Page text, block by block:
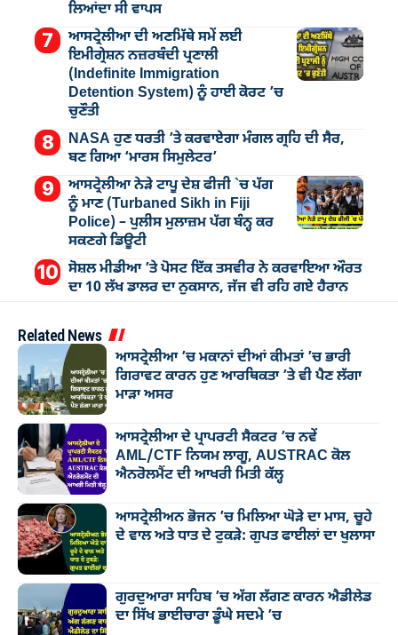
ਲਿਆਂਦਾ ਸੀ ਵਾਪਸ
ਆਸਟ੍ਰੇਲੀਆ ਦੀ ਅਣਮਿੱਥੇ ਸਮੇਂ ਲਈ
ਇਮੀਗ੍ਰੇਸ਼ਨ ਨਜ਼ਰਬੰਦੀ ਪ੍ਰਣਾਲੀ
(Indefinite Immigration
Detention System) ਨੂੰ ਹਾਈ ਕੋਰਟ ’ਚ
ਚੁਣੌਤੀ
NASA ਹੁਣ ਧਰਤੀ ’ਤੇ ਕਰਵਾਏਗਾ ਮੰਗਲ ਗ੍ਰਹਿ ਦੀ ਸੈਰ,
ਬਣ ਗਿਆ ‘ਮਾਰਸ ਸਿਮੁਲੇਟਰ’
ਆਸਟ੍ਰੇਲੀਆ ਨੇੜੇ ਟਾਪੂ ਦੇਸ਼ ਫੀਜੀ `ਚ ਪੱਗ
ਨੂੰ ਮਾਣ (Turbaned Sikh in Fiji
Police) – ਪੁਲੀਸ ਮੁਲਾਜ਼ਮ ਪੱਗ ਬੰਨ੍ਹ ਕਰ
ਸਕਣਗੇ ਡਿਊਟੀ
ਸੋਸ਼ਲ ਮੀਡੀਆ ’ਤੇ ਪੋਸਟ ਇੱਕ ਤਸਵੀਰ ਨੇ ਕਰਵਾਇਆ ਔਰਤ
ਦਾ 10 ਲੱਖ ਡਾਲਰ ਦਾ ਨੁਕਸਾਨ, ਜੱਜ ਵੀ ਰਹਿ ਗਏ ਹੈਰਾਨ
Related News
ਆਸਟ੍ਰੇਲੀਆ ’ਚ ਮਕਾਨਾਂ ਦੀਆਂ ਕੀਮਤਾਂ ’ਚ ਭਾਰੀ
ਗਿਰਾਵਟ ਕਾਰਨ ਹੁਣ ਆਰਥਿਕਤਾ ’ਤੇ ਵੀ ਪੈਣ ਲੱਗਾ
ਮਾੜਾ ਅਸਰ
ਆਸਟ੍ਰੇਲੀਆ ਦੇ ਪ੍ਰਾਪਰਟੀ ਸੈਕਟਰ ’ਚ ਨਵੇਂ
AML/CTF ਨਿਯਮ ਲਾਗੂ, AUSTRAC ਕੋਲ
ਐਨਰੋਲਮੈਂਟ ਦੀ ਆਖਰੀ ਮਿਤੀ ਕੱਲ੍ਹ
ਆਸਟ੍ਰੇਲੀਅਨ ਭੋਜਨ ’ਚ ਮਿਲਿਆ ਘੋੜੇ ਦਾ ਮਾਸ, ਚੂਹੇ
ਦੇ ਵਾਲ ਅਤੇ ਧਾਤ ਦੇ ਟੁਕੜੇ: ਗੁਪਤ ਫਾਈਲਾਂ ਦਾ ਖੁਲਾਸਾ
ਗੁਰਦੁਆਰਾ ਸਾਹਿਬ ’ਚ ਅੱਗ ਲੱਗਣ ਕਾਰਨ ਐਡੀਲੇਡ
ਦਾ ਸਿੱਖ ਭਾਈਚਾਰਾ ਡੂੰਘੇ ਸਦਮੇ ’ਚ